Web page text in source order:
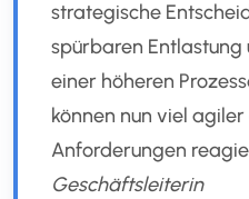
strategische
spürbaren Entlastung
einer höheren
können nun viel
Anforderungen
Geschäftsleiterin